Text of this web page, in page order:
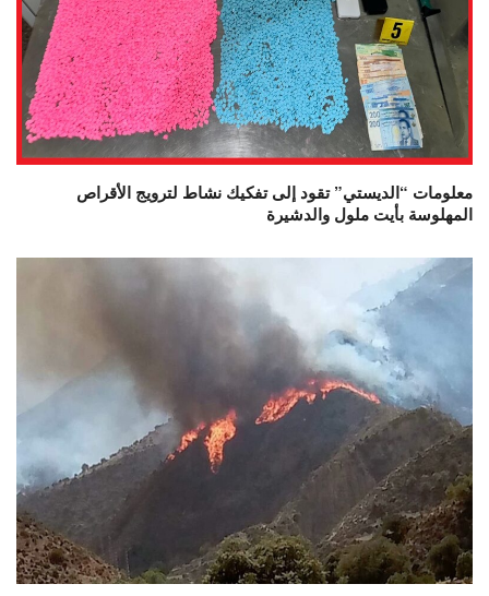
معلومات “الديستي” تقود إلى تفكيك نشاط لترويج الأقراص
المهلوسة بأيت ملول والدشيرة